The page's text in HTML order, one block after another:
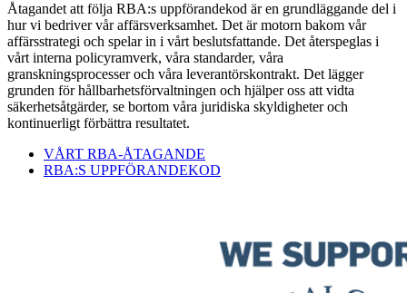
Åtagandet att följa RBA:s uppförandekod är en grundläggande del i
hur vi bedriver vår affärsverksamhet. Det är motorn bakom vår
affärsstrategi och spelar in i vårt beslutsfattande. Det återspeglas i
vårt interna policyramverk, våra standarder, våra
granskningsprocesser och våra leverantörskontrakt. Det lägger
grunden för hållbarhetsförvaltningen och hjälper oss att vidta
säkerhetsåtgärder, se bortom våra juridiska skyldigheter och
kontinuerligt förbättra resultatet.
VÅRT RBA-ÅTAGANDE
RBA:S UPPFÖRANDEKOD